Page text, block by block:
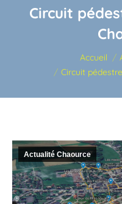
Circuit
Accueil
Circuit
Actualité Chaource